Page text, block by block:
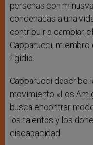
personas con
condenadas a una
contribuir a cambiar
Capparucci, miembro
Egidio.
Capparucci describe
movimiento «Los
busca encontrar
los talentos y los
discapacidad.